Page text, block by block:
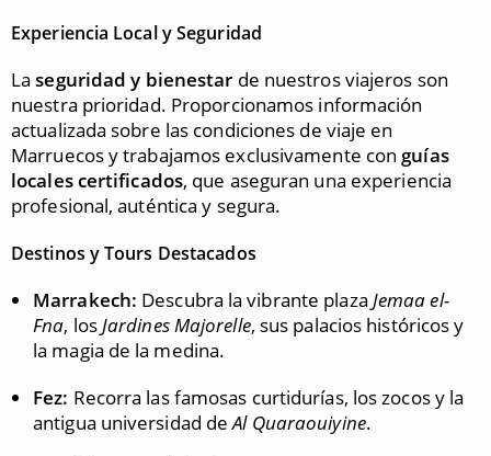
Experiencia Local y Seguridad
Laseguridad y bienestar de nuestros viajeros son
nuestra prioridad. Proporcionamos información
actualizada sobre las condiciones de viaje en
Marruecos y trabajamos exclusivamente con guías
locales certificados, que aseguran una experiencia
profesional, auténtica y segura.
Destinos y Tours Destacados
Marrakech: Descubra la vibrante plaza Jemaa el-
Fna, losJardines Majorelle, sus palacios históricos y
la magia de la medina.
Fez: Recorra las famosas curtidurías, los zocos y la
antigua universidad deAl Quaraouiyine.